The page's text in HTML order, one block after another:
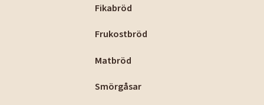
Fikabröd
Frukostbröd
Matbröd
Smörgåsar